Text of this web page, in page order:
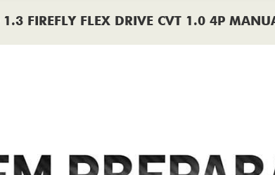
FIREFLY FLEX DRIVE CVT 1.0 4P